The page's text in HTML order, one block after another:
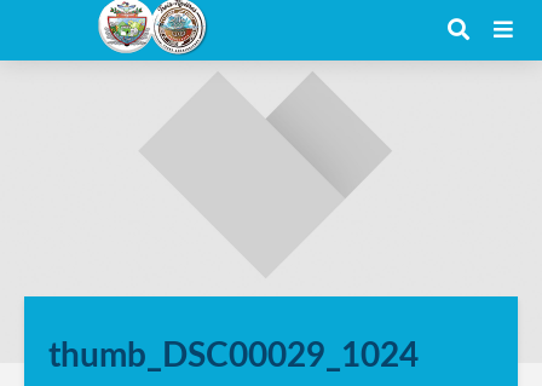
thumb_DSC00029_1024